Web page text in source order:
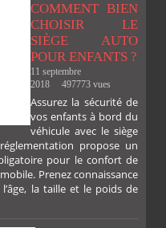
COMMENT BIEN
CHOISIR LE
SIÈGE AUTO
POUR ENFANTS ?
11 septembre
2018
497773 vues
Assurez la sécurité de
vos enfants à bord du
véhicule avec le siège
propose un
pour le confort de
Prenez connaissance
la taille et le poids de